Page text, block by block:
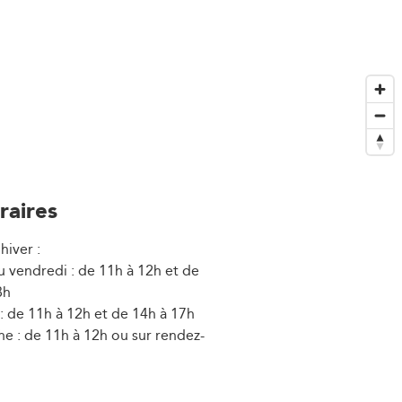
:
vendredi : de 11h à 12h et de
de 11h à 12h et de 14h à 17h
: de 11h à 12h ou sur rendez-